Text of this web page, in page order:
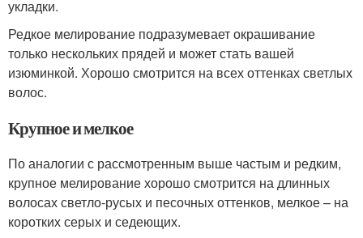
укладки.
Редкое мелирование подразумевает окрашивание
только нескольких прядей и может стать вашей
изюминкой. Хорошо смотрится на всех оттенках светлых
волос.
Крупное и мелкое
По аналогии с рассмотренным выше частым и редким,
крупное мелирование хорошо смотрится на длинных
волосах светло-русых и песочных оттенков, мелкое – на
коротких серых и седеющих.